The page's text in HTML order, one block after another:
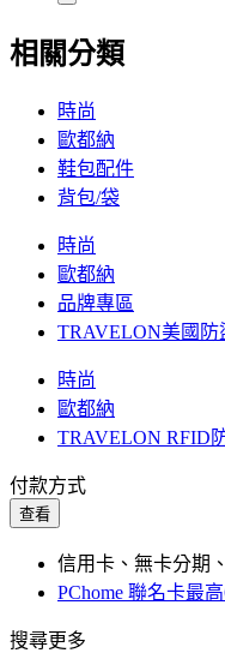
相關分類
時尚
歐都納
鞋包配件
背包/袋
時尚
歐都納
品牌專區
TRAVELON美國防
時尚
歐都納
TRAVELON RFID
付款方式
查看
信用卡、無卡分期
PChome 聯名卡最
搜尋更多